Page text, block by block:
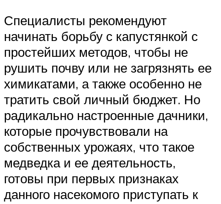
Специалисты рекомендуют
начинать борьбу с капустянкой с
простейших методов, чтобы не
рушить почву или не загрязнять ее
химикатами, а также особенно не
тратить свой личный бюджет. Но
радикально настроенные дачники,
которые прочувствовали на
собственных урожаях, что такое
медведка и ее деятельность,
готовы при первых признаках
данного насекомого приступать к